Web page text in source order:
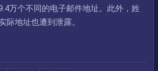
万个不同的电子邮件地址。此外，姓
际地址也遭到泄露。